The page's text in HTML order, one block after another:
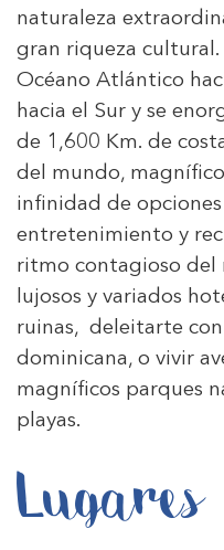
naturaleza
gran riqueza
Océano Atlántico
hacia el Sur y se
de 1,600 Km. de
del mundo,
infinidad de
entretenimiento y
ritmo contagioso del
lujosos y variados
ruinas, deleitarte
dominicana, o vivir
magníficos parques
playas.